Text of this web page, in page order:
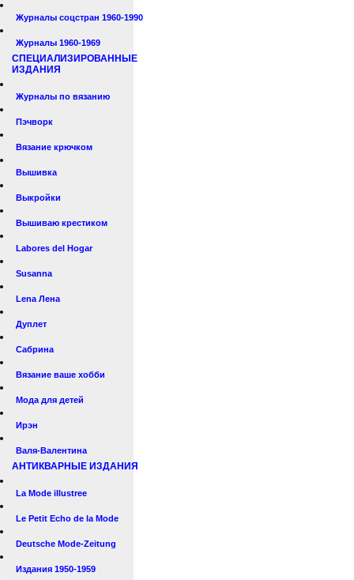
Журналы соцстран 1960-1990
Журналы 1960-1969
СПЕЦИАЛИЗИРОВАННЫЕ
ИЗДАНИЯ
Журналы по вязанию
Пэчворк
Вязание крючком
Вышивка
Выкройки
Вышиваю крестиком
Labores del Hogar
Susanna
Lena Лена
Дуплет
Сабрина
Вязание ваше хобби
Мода для детей
Ирэн
Валя-Валентина
АНТИКВАРНЫЕ ИЗДАНИЯ
La Mode illustree
Le Petit Echo de la Mode
Deutsche Mode-Zeitung
Издания 1950-1959